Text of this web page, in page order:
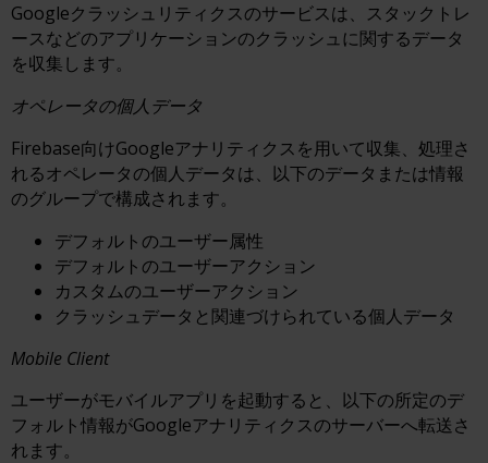
Googleクラッシュリティクスのサービスは、スタックトレ
ースなどのアプリケーションのクラッシュに関するデータ
を収集します。
オペレータの個人データ
Firebase向けGoogleアナリティクスを用いて収集、処理さ
れるオペレータの個人データは、以下のデータまたは情報
のグループで構成されます。
デフォルトのユーザー属性
デフォルトのユーザーアクション
カスタムのユーザーアクション
クラッシュデータと関連づけられている個人データ
Mobile Client
ユーザーがモバイルアプリを起動すると、以下の所定のデ
フォルト情報がGoogleアナリティクスのサーバーへ転送さ
れます。